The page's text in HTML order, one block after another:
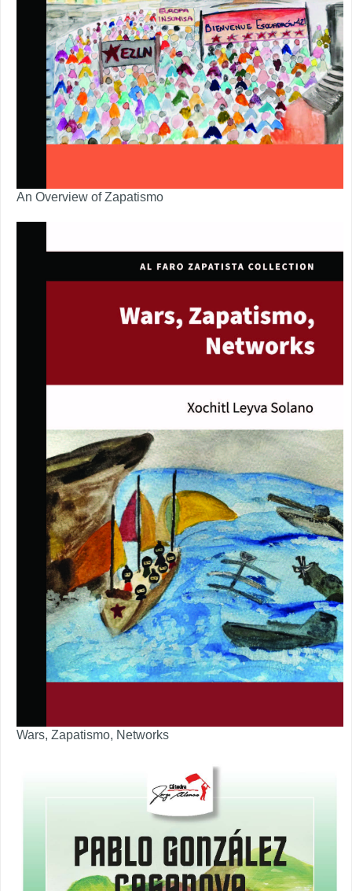
An Overview of Zapatismo
Wars, Zapatismo, Networks